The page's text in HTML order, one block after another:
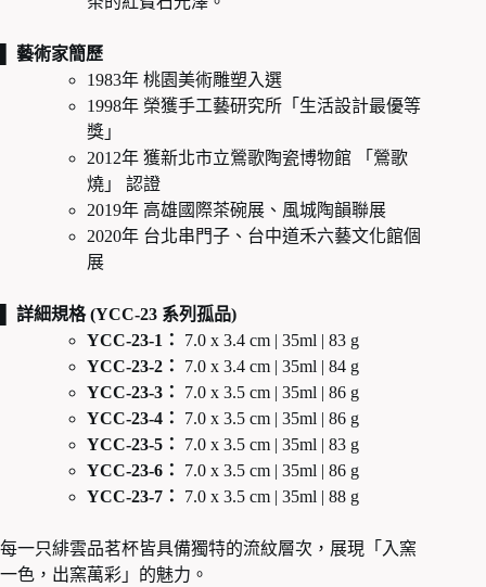
▌ 藝術家簡歷
1983年 桃園美術雕塑入選
1998年 榮獲手工藝研究所「生活設計最優等
獎」
2012年 獲新北市立鶯歌陶瓷博物館 「鶯歌
燒」 認證
2019年 高雄國際茶碗展、風城陶韻聯展
2020年 台北串門子、台中道禾六藝文化館個
展
▌ 詳細規格 (YCC-23 系列孤品)
YCC-23-1：
7.0 x 3.4 cm | 35ml | 83 g
YCC-23-2：
7.0 x 3.4 cm | 35ml | 84 g
YCC-23-3：
7.0 x 3.5 cm | 35ml | 86 g
YCC-23-4：
7.0 x 3.5 cm | 35ml | 86 g
YCC-23-5：
7.0 x 3.5 cm | 35ml | 83 g
YCC-23-6：
7.0 x 3.5 cm | 35ml | 86 g
YCC-23-7：
7.0 x 3.5 cm | 35ml | 88 g
每一只緋雲品茗杯皆具備獨特的流紋層次，展現「入窯
一色，出窯萬彩」的魅力。